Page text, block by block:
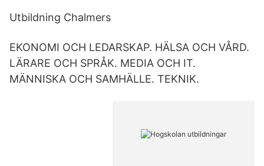
Utbildning Chalmers
EKONOMI OCH LEDARSKAP. HÄLSA OCH VÅRD.
LÄRARE OCH SPRÅK. MEDIA OCH IT.
MÄNNISKA OCH SAMHÄLLE. TEKNIK.